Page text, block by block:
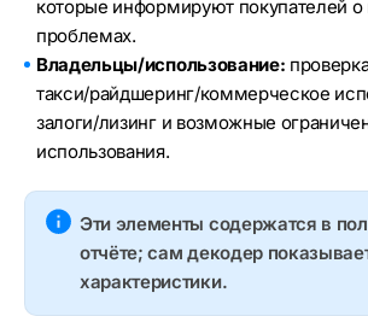
которые информируют покупателей о
проблемах.
Владельцы/использование:
такси/райдшеринг/коммерческое
залоги/лизинг и возможные
использования.
Эти элементы содержатся в
отчёте; сам декодер
характеристики.